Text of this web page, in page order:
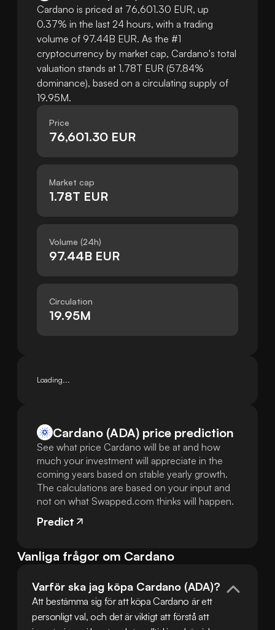
Cardano is priced at 76,601.30 EUR, up
0.37% in the last 24 hours, with a trading
volume of 97.44B EUR. As the #1
cryptocurrency by market cap, Cardano's total
valuation stands at 1.78T EUR (57.84%
dominance), based on a circulating supply of
19.95M.
Price
76,601.30 EUR
Market cap
1.78T EUR
Volume (24h)
97.44B EUR
Circulation
19.95M
Loading...
Cardano (ADA) price prediction
See what price Cardano will be at and how
much your investment will appreciate in the
coming years based on stable yearly growth.
The calculations are based on your input and
not on what Swapped.com thinks will happen.
Predict
Vanliga frågor om Cardano
Varför ska jag köpa Cardano (ADA)?
Att bestämma sig för att köpa Cardano är ett
personligt val, och det är viktigt att förstå att